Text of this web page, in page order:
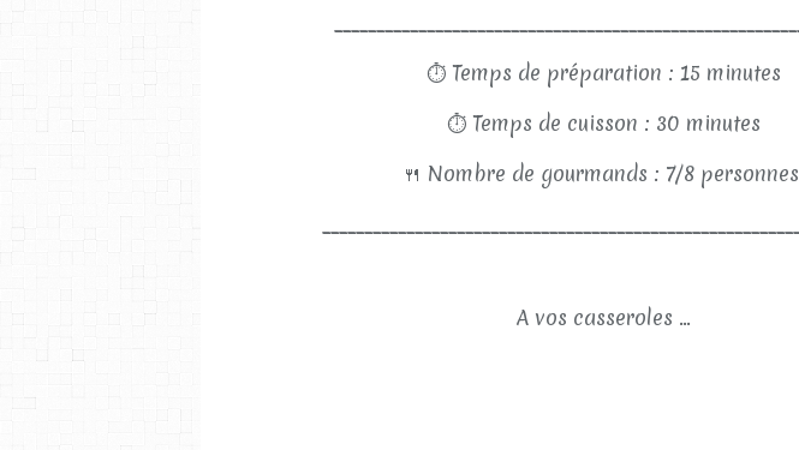
⏱ Temps de préparation : 15 minutes
⏱ Temps de cuisson : 30 minutes
🍴 Nombre de gourmands : 7/8 personnes
A vos casseroles ...